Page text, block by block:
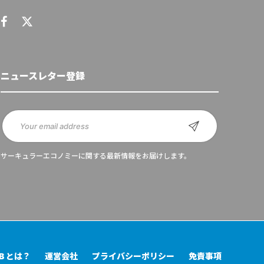
ニュースレター登録
サーキュラーエコノミーに関する最新情報をお届けします。
とは？ 運営会社 プライバシーポリシー 免責事項